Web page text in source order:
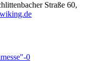
Straße 60,